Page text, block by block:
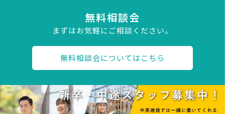
無料相談会
まずはお気軽にご相談ください。
無料相談会についてはこちら